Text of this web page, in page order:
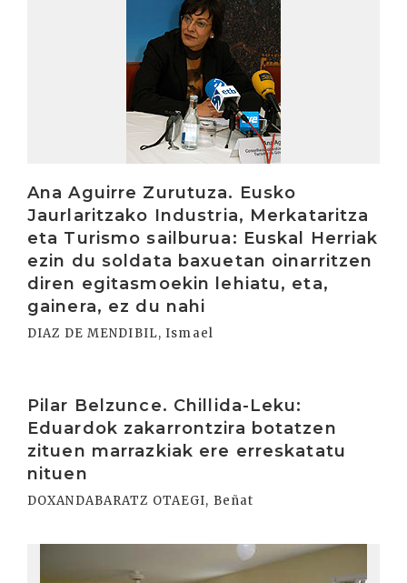
Ana Aguirre Zurutuza. Eusko
Jaurlaritzako Industria, Merkataritza
eta Turismo sailburua: Euskal Herriak
ezin du soldata baxuetan oinarritzen
diren egitasmoekin lehiatu, eta,
gainera, ez du nahi
DIAZ DE MENDIBIL, Ismael
Pilar Belzunce. Chillida-Leku:
Eduardok zakarrontzira botatzen
zituen marrazkiak ere erreskatatu
nituen
DOXANDABARATZ OTAEGI, Beñat